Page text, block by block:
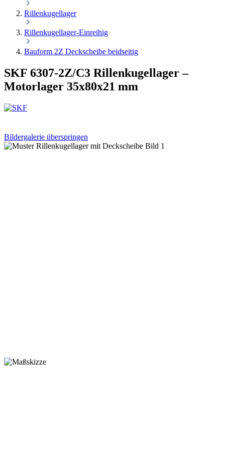
Rillenkugellager
Rillenkugellager-Einreihig
Bauform 2Z Deckscheibe beidseitig
SKF 6307-2Z/C3 Rillenkugellager –
Motorlager 35x80x21 mm
Bildergalerie überspringen